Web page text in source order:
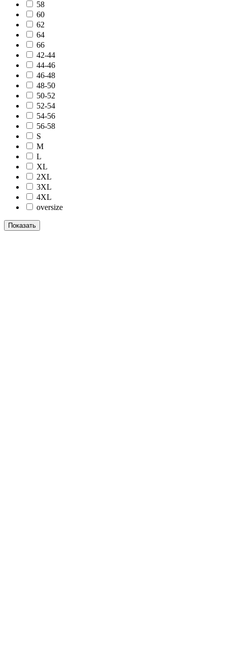
58
60
62
64
66
42-44
44-46
46-48
48-50
50-52
52-54
54-56
56-58
S
M
L
XL
2XL
3XL
4XL
oversize